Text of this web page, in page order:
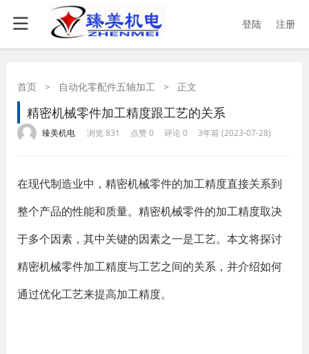
登陆 注册
首页 > 自动化零配件五轴加工 > 正文
精密机械零件加工精度跟工艺的关系
臻美机电 浏览 831 点赞 0 评论 0 3年前 (2023-07-28)
在现代制造业中，精密机械零件的加工精度直接关系到
整个产品的性能和质量。精密机械零件的加工精度取决
于多个因素，其中关键的因素之一是工艺。本文将探讨
精密机械零件加工精度与工艺之间的关系，并介绍如何
通过优化工艺来提高加工精度。